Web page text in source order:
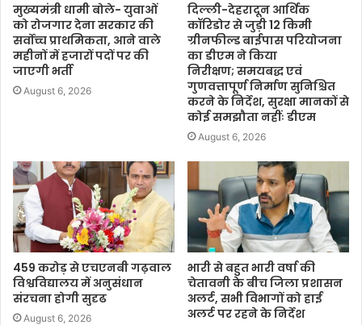
मुख्यमंत्री धामी बोले- युवाओं
को रोजगार देना सरकार की
सर्वोच्च प्राथमिकता, आने वाले
महीनों में हजारों पदों पर की
जाएगी भर्ती
August 6, 2026
दिल्ली-देहरादून आर्थिक
कॉरिडोर से जुड़ी 12 किमी
ग्रीनफील्ड बाईपास परियोजना
का डीएम ने किया
निरीक्षण; समयबद्ध एवं
गुणवत्तापूर्ण निर्माण सुनिश्चित
करने के निर्देश, सुरक्षा मानकों से
कोई समझौता नहींः डीएम
August 6, 2026
459 करोड़ से एचएनबी गढ़वाल
विश्वविद्यालय में अनुसंधान
संरचना होगी सुदृढ
August 6, 2026
भारी से बहुत भारी वर्षा की
चेतावनी के बीच जिला प्रशासन
अलर्ट, सभी विभागों को हाई
अलर्ट पर रहने के निर्देश